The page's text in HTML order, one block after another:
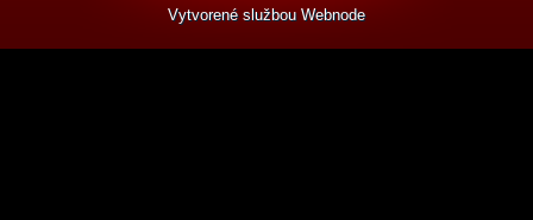
Vytvorené službou Webnode